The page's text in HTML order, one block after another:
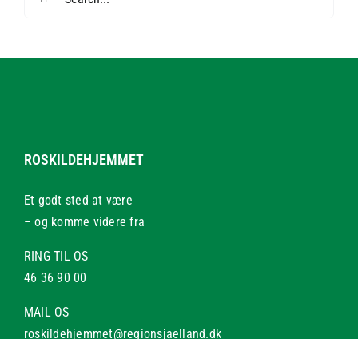
ROSKILDEHJEMMET
Et godt sted at være
– og komme videre fra
RING TIL OS
46 36 90 00
MAIL OS
roskildehjemmet@regionsjaelland.dk